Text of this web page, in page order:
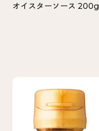
オイスターソース 200g